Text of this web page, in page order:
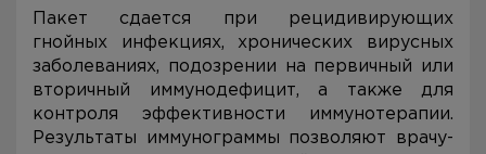
Пакет сдается при рецидивирующих
гнойных инфекциях, хронических вирусных
заболеваниях, подозрении на первичный или
вторичный иммунодефицит, а также для
контроля эффективности иммунотерапии.
Результаты иммунограммы позволяют врачу-